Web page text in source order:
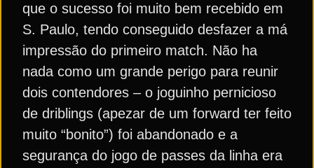
que o sucesso foi muito bem recebido em
S. Paulo, tendo conseguido desfazer a má
impressão do primeiro match. Não ha
nada como um grande perigo para reunir
dois contendores – o joguinho pernicioso
de driblings (apezar de um forward ter feito
muito “bonito”) foi abandonado e a
segurança do jogo de passes da linha era